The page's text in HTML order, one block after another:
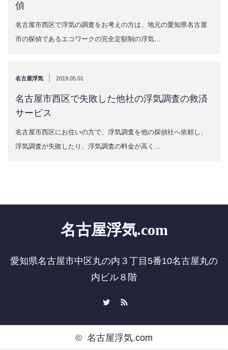
偵
名古屋市西区で浮気の調査をお考えの方は、地元の愛知県名古屋
市の探偵であるエコワークの完全定額制の浮気…
名古屋浮気 2019.05.01
名古屋市西区で失敗した他社の浮気調査の救済
サービス
名古屋市西区にお住いの方で、浮気調査を他の探偵社へ依頼し、
浮気調査が失敗したり、浮気調査の料金が高く…
名古屋浮気.com
愛知県名古屋市中区丸の内３丁目5番10名古屋丸の
内ビル８階
© 名古屋浮気.com